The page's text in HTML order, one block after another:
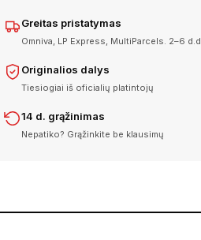
Greitas pristatymas
Omniva, LP Express, MultiParcels. 2–6 d.d.
Originalios dalys
Tiesiogiai iš oficialių platintojų
14 d. grąžinimas
Nepatiko? Grąžinkite be klausimų